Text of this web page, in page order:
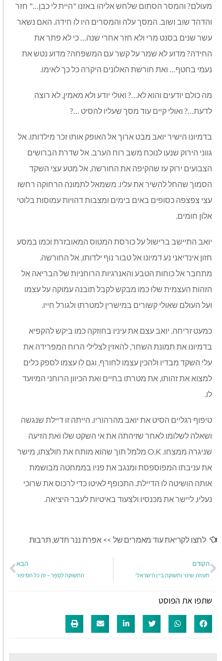
מעולם? והמסר הסתום שלחש אליהו באזנו "היית לי כבן…" חזר
והדהד שוב ושוב. המסך עלה והמסרים היו לו חידה. האם נשאר
עשר שנים בסנט מרי ולא חזר אחרי שנה… כי לא פתר את
החידה? מדוע לא שמר על קשר עם המשפחה? מדוע נטש את
נעמי בחטף… ואת חורשת האלונים היקרה כל כך לאימו.
מה כולם יודעים והוא לא…? ואולי יודע ולא מאמין, לא רוצה
לדעת…? ואולי קיים עוד מסך שעליו להסיט …?
בדמיונו הישיר יואב מבט ארוך אל האופק אותו זכר מילדותו. אל
גווני הירוק שנעו לנוכח משב רוח הערב. אל שדרת הברושים
הצבועים ירוק עז שהקיפה את החורשה, אל מטע עצי השקד
הסמוך שהחל להשיר את עליו. משמאל לתמונה הרחוקה רחשו
עצי צפצפה כסופים באים בימים ומצבות דהויות עמוסות בלוטי
אלון חומים.
יואב התיישב ברישול על כורסת המטוס המאובזרת וכמו במסע
חזון אינדיאני נע דמיונו אל טבור נוף ילדותו, אל החורשה.
מתחבר אל כוחות הטבע והאנרגיות הרוחניות של הבריאה אל
הזהות העצמית שלו כמו מבקש לקבל תובנה עמוקה על עצמו
ועל העולם שאולי קשורים במישרין למטרתו ולגורל חייו.
כמעט זריחה. יואב עצם את עיניו בחוזקה כמו ביקש להקפיא
בדמיונו את תמונת השחר, להאזין לצלילי הרוח המפרידה את
עלי השקד מבדיו ולהכין עצמו לחורף, וגם לו עצמו לספק כלים
למצוא את זהותו, את מטרתו בחיים ואת הכיוון הרוחני המיועד
לו.
טיפוף רגליים הסיט את יואב מהרהוריו. הייתה זו דיילת שנגשה
ושאלה לשלומו לאחר שזיהתה את אי השקט שלו ואת הזיעה
שניגרה ממצחו. O.K מלמל תוך שהוא מותח את חולצתו, מישר
את עניבתו המפוספסת ומנגב את פניו בממחטה מבושמת
אותה הושיטה לו הדיילת. התכופף לאיטו כדי לרכוס את שרוכי
נעליו, ליישר את מכנסיו ולצעוד באיטיות לעבר היציאה.
לחצו לקריאת עוד מאמרים של >> אפרת ננר חדש, תרבות
הקודם
תעוזה, שינוי ותשוקה ביין הישראלי
הבא
התשוקה לסַפֵּר – זה כל הסיפור
שתפו את הפוסט